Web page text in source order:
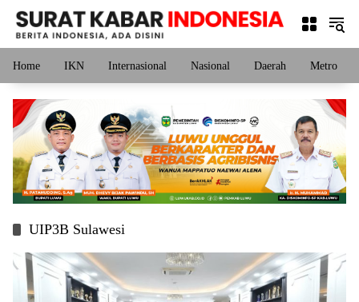
Langsung
konten
Home IKN Internasional Nasional Daerah Metro
UIP3B Sulawesi